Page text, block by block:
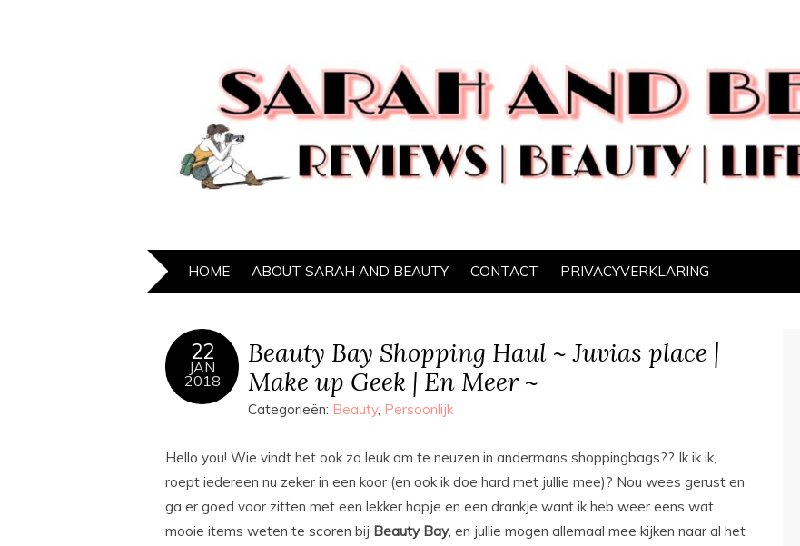
HOME ABOUT SARAH AND BEAUTY CONTACT PRIVACYVERKLARING
22
JAN
2018
Beauty Bay Shopping Haul ~ Juvias place |
Make up Geek | En Meer ~
Categorieën: Beauty, Persoonlijk
Hello you! Wie vindt het ook zo leuk om te neuzen in andermans shoppingbags?? Ik ik ik,
roept iedereen nu zeker in een koor (en ook ik doe hard met jullie mee)? Nou wees gerust en
ga er goed voor zitten met een lekker hapje en een drankje want ik heb weer eens wat
mooie items weten te scoren bij Beauty Bay, en jullie mogen allemaal mee kijken naar al het